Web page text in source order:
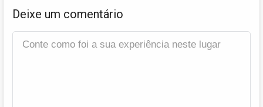
Deixe um comentário